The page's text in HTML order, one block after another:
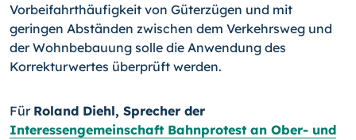
Vorbeifahrthäufigkeit von Güter­zügen und mit
geringen Abständen zwischen dem Verkehrsweg und
der Wohnbe­bauung solle die Anwendung des
Korrekturwertes überprüft werden.
Für Roland Diehl, Sprecher der
Interessengemeinschaft Bahnprotest an Ober- und